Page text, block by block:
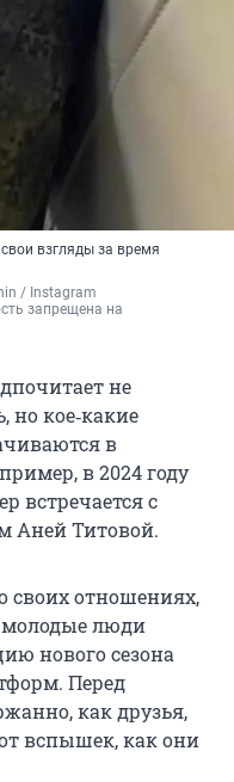
взгляды за время
/ Instagram
запрещена на
не
кое‑какие
в
в 2024 году
встречается с
Аней Титовой.
своих отношениях,
люди
нового сезона
Перед
как друзья,
вспышек, как они